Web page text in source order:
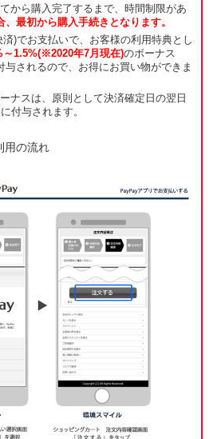
から購入完了するまで、時間制限があ
、最初から購入手続きとなります。
)でお支払いで、お客様の利用特典とし
～1.5%(※2020年7月現在)のボーナス
与されるので、お得にお買い物ができま
ナスは、原則として決済確定日の翌日
付与されます。
用の流れ